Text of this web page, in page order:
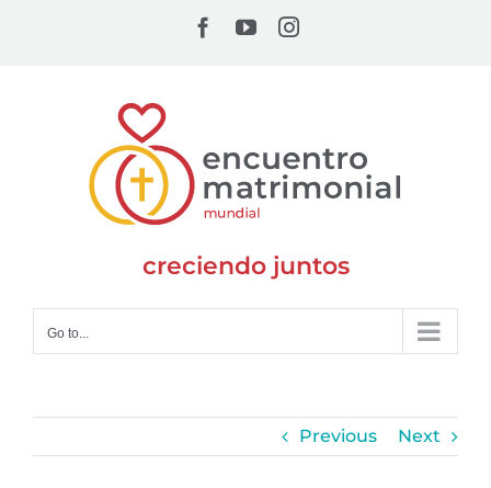
Facebook
YouTubeInstagram
creciendo juntos
Go to...
Previous Next